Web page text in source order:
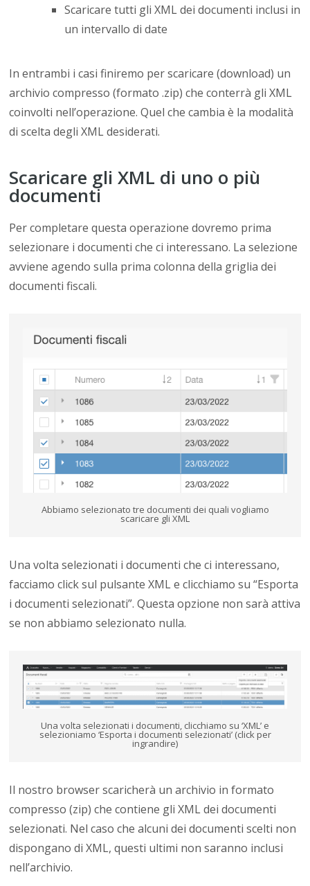
Scaricare tutti gli XML dei documenti inclusi in
un intervallo di date
In entrambi i casi finiremo per scaricare (download) un
archivio compresso (formato .zip) che conterrà gli XML
coinvolti nell’operazione. Quel che cambia è la modalità
di scelta degli XML desiderati.
Scaricare gli XML di uno o più
documenti
Per completare questa operazione dovremo prima
selezionare i documenti che ci interessano. La selezione
avviene agendo sulla prima colonna della griglia dei
documenti fiscali.
Abbiamo selezionato tre documenti dei quali vogliamo
scaricare gli XML
Una volta selezionati i documenti che ci interessano,
facciamo click sul pulsante XML e clicchiamo su “Esporta
i documenti selezionati”. Questa opzione non sarà attiva
se non abbiamo selezionato nulla.
Una volta selezionati i documenti, clicchiamo su ‘XML’ e
selezioniamo ‘Esporta i documenti selezionati’ (click per
ingrandire)
Il nostro browser scaricherà un archivio in formato
compresso (zip) che contiene gli XML dei documenti
selezionati. Nel caso che alcuni dei documenti scelti non
dispongano di XML, questi ultimi non saranno inclusi
nell’archivio.